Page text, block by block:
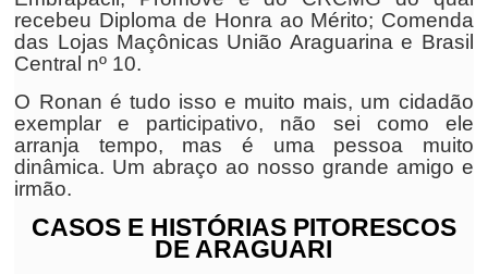
recebeu Diploma de Honra ao Mérito; Comenda
das Lojas Maçônicas União Araguarina e Brasil
Central nº 10.
O Ronan é tudo isso e muito mais, um cidadão
exemplar e participativo, não sei como ele
arranja tempo, mas é uma pessoa muito
dinâmica. Um abraço ao nosso grande amigo e
irmão.
CASOS E HISTÓRIAS PITORESCOS
DE ARAGUARI